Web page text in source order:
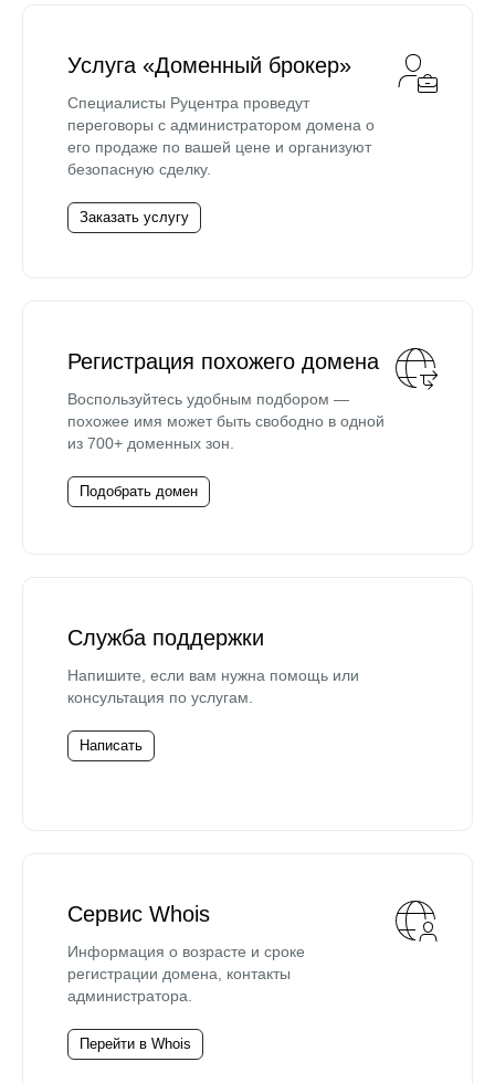
Услуга «Доменный брокер»
Специалисты Руцентра проведут
переговоры с администратором домена о
его продаже по вашей цене и организуют
безопасную сделку.
Заказать услугу
Регистрация похожего домена
Воспользуйтесь удобным подбором —
похожее имя может быть свободно в одной
из 700+ доменных зон.
Подобрать домен
Служба поддержки
Напишите, если вам нужна помощь или
консультация по услугам.
Написать
Сервис Whois
Информация о возрасте и сроке
регистрации домена, контакты
администратора.
Перейти в Whois